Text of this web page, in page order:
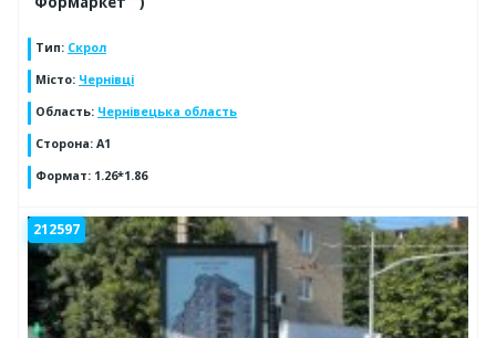
Тип: Скрол
Місто: Чернівці
Область: Чернівецька область
Сторона: А1
Формат: 1.26*1.86
212597